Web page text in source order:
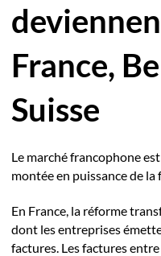
France,
Suisse
Le marché francophone
montée en puissance de
En France, la réforme
dont les entreprises
factures. Les factures